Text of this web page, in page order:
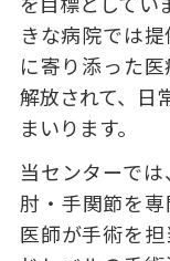
きな病院では
に寄り添った
解放されて、日
まいります。
当センターでは
肘・手関節を
医師が手術を